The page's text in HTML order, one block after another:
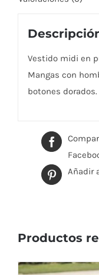
Vestido midi en
Mangas con
botones dorados.
Añadir
Productos